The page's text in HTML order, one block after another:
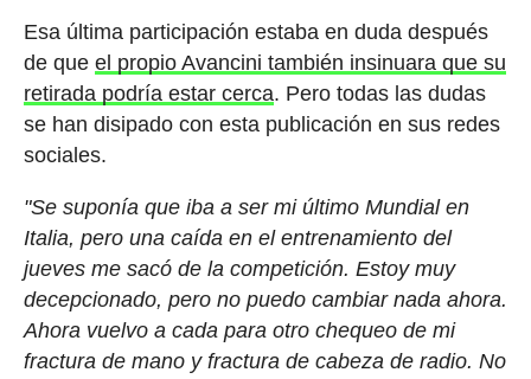
Esa última participación estaba en duda después
de que el propio Avancini también insinuara que su
retirada podría estar cerca. Pero todas las dudas
se han disipado con esta publicación en sus redes
sociales.
"Se suponía que iba a ser mi último Mundial en
Italia, pero una caída en el entrenamiento del
jueves me sacó de la competición. Estoy muy
decepcionado, pero no puedo cambiar nada ahora.
Ahora vuelvo a cada para otro chequeo de mi
fractura de mano y fractura de cabeza de radio. No